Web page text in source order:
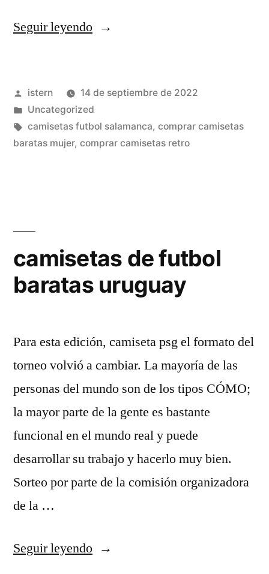
Seguir leyendo«equipaciones
Publicado
por
istern
14 de septiembre de 2022
Publicado
en
Uncategorized
Etiquetas:
camisetas futbol salamanca, comprar camisetas
baratas mujer, comprar camisetas retro
camisetas de futbol
baratas uruguay
Para esta edición, camiseta psg el formato del
torneo volvió a cambiar. La mayoría de las
personas del mundo son de los tipos CÓMO;
la mayor parte de la gente es bastante
funcional en el mundo real y puede
desarrollar su trabajo y hacerlo muy bien.
Sorteo por parte de la comisión organizadora
de la …
Seguir leyendo«camisetas